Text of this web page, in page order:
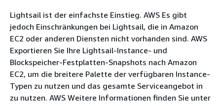
Lightsail ist der einfachste Einstieg. AWS Es gibt
jedoch Einschränkungen bei Lightsail, die in Amazon
EC2 oder anderen Diensten nicht vorhanden sind. AWS
Exportieren Sie Ihre Lightsail-Instance- und
Blockspeicher-Festplatten-Snapshots nach Amazon
EC2, um die breitere Palette der verfügbaren Instance-
Typen zu nutzen und das gesamte Serviceangebot in
zu nutzen. AWS Weitere Informationen finden Sie unter